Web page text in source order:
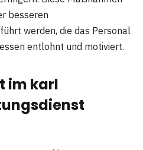
besseren
werden, die das Personal
entlohnt und motiviert.
im karl